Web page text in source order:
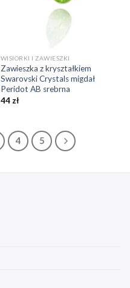
WISIORKI I ZAWIESZKI
Zawieszka z kryształkiem
Swarovski Crystals migdał
Peridot AB srebrna
44 zł
4 5